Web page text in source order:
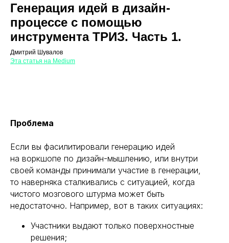
Генерация идей в дизайн-
процессе с помощью
инструмента ТРИЗ. Часть 1.
Дмитрий Шувалов
Эта статья на Medium
Проблема
Если вы фасилитировали генерацию идей
на воркшопе по дизайн-мышлению, или внутри
своей команды принимали участие в генерации,
то наверняка сталкивались с ситуацией, когда
чистого мозгового штурма может быть
недостаточно. Например, вот в таких ситуациях:
Участники выдают только поверхностные
решения;